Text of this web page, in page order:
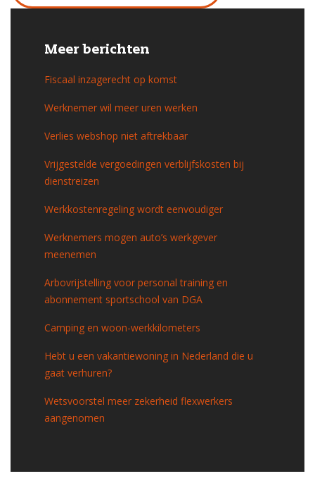
Meer berichten
Fiscaal inzagerecht op komst
Werknemer wil meer uren werken
Verlies webshop niet aftrekbaar
Vrijgestelde vergoedingen verblijfskosten bij
dienstreizen
Werkkostenregeling wordt eenvoudiger
Werknemers mogen auto’s werkgever
meenemen
Arbovrijstelling voor personal training en
abonnement sportschool van DGA
Camping en woon-werkkilometers
Hebt u een vakantiewoning in Nederland die u
gaat verhuren?
Wetsvoorstel meer zekerheid flexwerkers
aangenomen